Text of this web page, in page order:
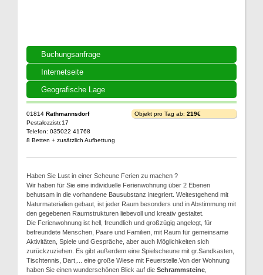
Buchungsanfrage
Internetseite
Geografische Lage
01814 Rathmannsdorf
Pestalozzistr.17
Telefon: 035022 41768
8 Betten + zusätzlich Aufbettung
Objekt pro Tag ab: 219€
Haben Sie Lust in einer Scheune Ferien zu machen ?
Wir haben für Sie eine individuelle Ferienwohnung über 2 Ebenen
behutsam in die vorhandene Bausubstanz integriert. Weitestgehend mit
Naturmaterialien gebaut, ist jeder Raum besonders und in Abstimmung mit
den gegebenen Raumstrukturen liebevoll und kreativ gestaltet.
Die Ferienwohnung ist hell, freundlich und großzügig angelegt, für
befreundete Menschen, Paare und Familien, mit Raum für gemeinsame
Aktivitäten, Spiele und Gespräche, aber auch Möglichkeiten sich
zurückzuziehen. Es gibt außerdem eine Spielscheune mit gr.Sandkasten,
Tischtennis, Dart,... eine große Wiese mit Feuerstelle.Von der Wohnung
haben Sie einen wunderschönen Blick auf die Schrammsteine